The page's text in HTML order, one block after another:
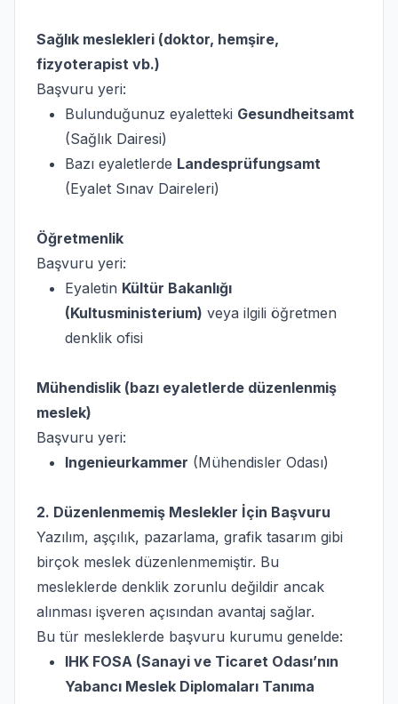
Sağlık meslekleri (doktor, hemşire,
fizyoterapist vb.)
Başvuru yeri:
Bulunduğunuz eyaletteki Gesundheitsamt
(Sağlık Dairesi)
Bazı eyaletlerde Landesprüfungsamt
(Eyalet Sınav Daireleri)
Öğretmenlik
Başvuru yeri:
Eyaletin Kültür Bakanlığı
(Kultusministerium) veya ilgili öğretmen
denklik ofisi
Mühendislik (bazı eyaletlerde düzenlenmiş
meslek)
Başvuru yeri:
Ingenieurkammer (Mühendisler Odası)
2. Düzenlenmemiş Meslekler İçin Başvuru
Yazılım, aşçılık, pazarlama, grafik tasarım gibi
birçok meslek düzenlenmemiştir. Bu
mesleklerde denklik zorunlu değildir ancak
alınması işveren açısından avantaj sağlar.
Bu tür mesleklerde başvuru kurumu genelde:
IHK FOSA (Sanayi ve Ticaret Odası’nın
Yabancı Meslek Diplomaları Tanıma